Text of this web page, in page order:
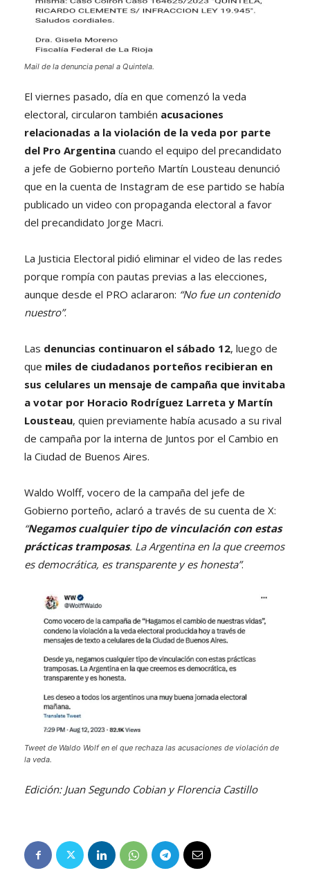
Mail de la denuncia penal a Quintela.
El viernes pasado, día en que comenzó la veda
electoral, circularon también acusaciones
relacionadas a la violación de la veda por parte
del Pro Argentina cuando el equipo del precandidato
a jefe de Gobierno porteño Martín Lousteau denunció
que en la cuenta de Instagram de ese partido se había
publicado un video con propaganda electoral a favor
del precandidato Jorge Macri.
La Justicia Electoral pidió eliminar el video de las redes
porque rompía con pautas previas a las elecciones,
aunque desde el PRO aclararon: “No fue un contenido
nuestro”.
Las denuncias continuaron el sábado 12, luego de
que miles de ciudadanos porteños recibieran en
sus celulares un mensaje de campaña que invitaba
a votar por Horacio Rodríguez Larreta y Martín
Lousteau, quien previamente había acusado a su rival
de campaña por la interna de Juntos por el Cambio en
la Ciudad de Buenos Aires.
Waldo Wolff, vocero de la campaña del jefe de
Gobierno porteño, aclaró a través de su cuenta de X:
“Negamos cualquier tipo de vinculación con estas
prácticas tramposas. La Argentina en la que creemos
es democrática, es transparente y es honesta”.
Tweet de Waldo Wolf en el que rechaza las acusaciones de violación de
la veda.
Edición: Juan Segundo Cobian y Florencia Castillo